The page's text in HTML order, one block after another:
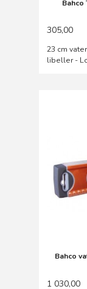
Bahco
305,00
23 cm
libeller -
Bahco
1 030,00